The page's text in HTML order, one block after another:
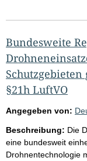
Bundesweite
Schutzgebieten
§21h LuftVO
Angegeben von:
Beschreibung: Die
eine bundesweit
Drohnentechnologie